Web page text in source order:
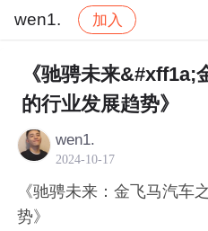
wen1. 加入
社区 wen1. 交流讨论
《驰骋未来&#xff1a;
的行业发展趋势》
wen1.
2024-10-17
《驰骋未来：金飞马汽车
势》